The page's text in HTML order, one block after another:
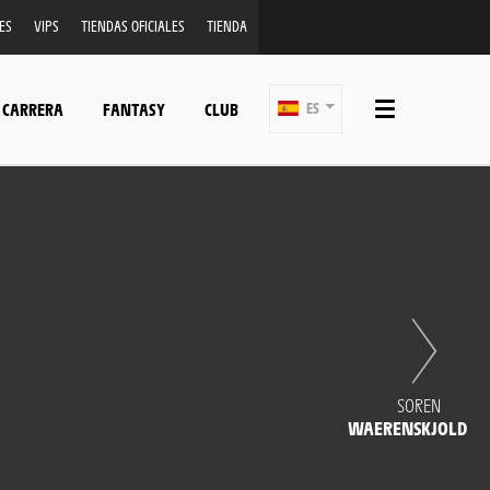
VIPS TIENDAS OFICIALES TIENDA
FANTASY CLUB ES
SOREN
WAERENSKJOLD